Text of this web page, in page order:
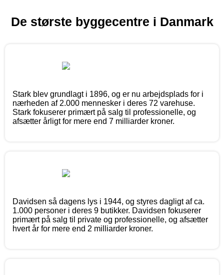
De største byggecentre i Danmark
Stark blev grundlagt i 1896, og er nu arbejdsplads for i
nærheden af 2.000 mennesker i deres 72 varehuse.
Stark fokuserer primært på salg til professionelle, og
afsætter årligt for mere end 7 milliarder kroner.
Davidsen så dagens lys i 1944, og styres dagligt af ca.
1.000 personer i deres 9 butikker. Davidsen fokuserer
primært på salg til private og professionelle, og afsætter
hvert år for mere end 2 milliarder kroner.